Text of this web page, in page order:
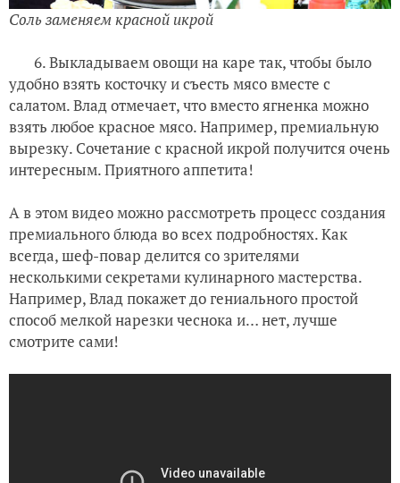
Соль заменяем красной икрой
6. Выкладываем овощи на каре так, чтобы было
удобно взять косточку и съесть мясо вместе с
салатом. Влад отмечает, что вместо ягненка можно
взять любое красное мясо. Например, премиальную
вырезку. Сочетание с красной икрой получится очень
интересным. Приятного аппетита!
А в этом видео можно рассмотреть процесс создания
премиального блюда во всех подробностях. Как
всегда, шеф-повар делится со зрителями
несколькими секретами кулинарного мастерства.
Например, Влад покажет до гениального простой
способ мелкой нарезки чеснока и… нет, лучше
смотрите сами!